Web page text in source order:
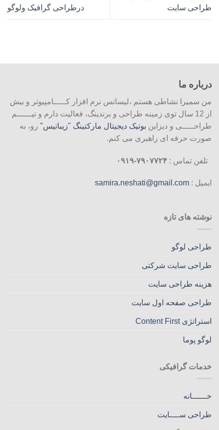
طراحی سایت
درطراحی گرافیک ولوگو
درباره ما
من سمیرا نشاطی هستم ،لیسانس نرم افزار کـــــامپیوتر و بیش
از 12 سال توی زمینه طراحی و برندینگ، فعالیت دارم و تیــــــم
طراحـــــی و دیزاین بوتیک دیجیتال مارکتینگ "زیباتیس" رو، به
صورت حرفه ای راهبری می کنم.
تلفن تماس : ۷۹۰۷۷۲۴-۰۹۱۹
ایمیل : samira.neshati@gmail.com
نوشته های تازه
طراحی لوگو
طراحی سایت شرکتی
هزینه طراحی سایت
طراحی صفحه اول سایت
استراتژی Content First
لوگو پوما
خدمات گرافیکی
خــــــانه
طراحی ســــایت